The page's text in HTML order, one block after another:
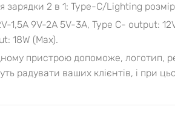
зарядки 2 в 1: Type-C/Lighting
1,5A 9V-2A 5V-3A, Type C- output:
18W (Max).
пристрою допоможе, логотип,
радувати ваших клієнтів, і при